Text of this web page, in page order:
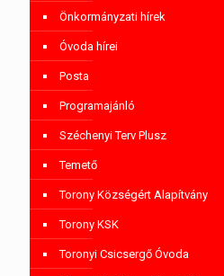
Önkormányzati hírek
Óvoda hírei
Posta
Programajánló
Széchenyi Terv Plusz
Temető
Torony Községért Alapítvány
Torony KSK
Toronyi Csicsergő Óvoda